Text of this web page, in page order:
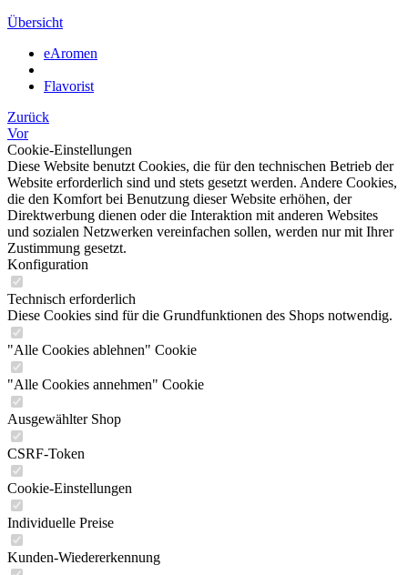
Übersicht
eAromen
Flavorist
Zurück
Vor
Cookie-Einstellungen
Diese Website benutzt Cookies, die für den technischen Betrieb der
Website erforderlich sind und stets gesetzt werden. Andere Cookies,
die den Komfort bei Benutzung dieser Website erhöhen, der
Direktwerbung dienen oder die Interaktion mit anderen Websites
und sozialen Netzwerken vereinfachen sollen, werden nur mit Ihrer
Zustimmung gesetzt.
Konfiguration
Technisch erforderlich
Diese Cookies sind für die Grundfunktionen des Shops notwendig.
"Alle Cookies ablehnen" Cookie
"Alle Cookies annehmen" Cookie
Ausgewählter Shop
CSRF-Token
Cookie-Einstellungen
Individuelle Preise
Kunden-Wiedererkennung